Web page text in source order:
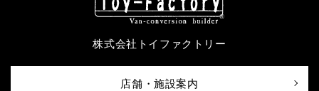
株式会社トイファクトリー
店舗・施設案内